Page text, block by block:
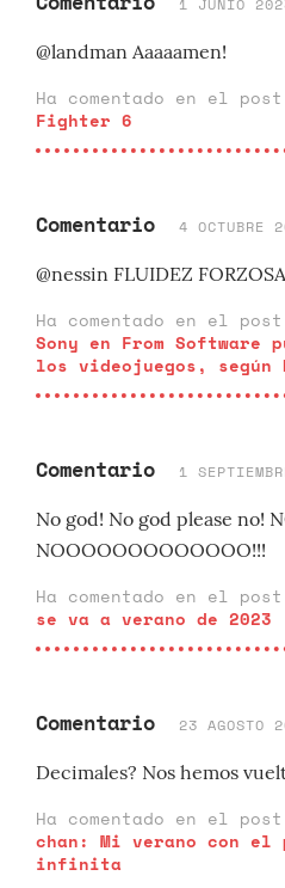
1 JUNIO
@landman Aaaaamen!
Ha comentado en el post
Fighter 6
Comentario 4
@nessin FLUIDEZ
Ha comentado en el post
Sony en From Software
los videojuegos, según
Comentario 1
No god! No god please no!
NOOOOOOOOOOOOO!!!
Ha comentado en el post
se va a verano de 2023
Comentario 23
Decimales? Nos hemos
Ha comentado en el post
chan: Mi verano con el
infinita